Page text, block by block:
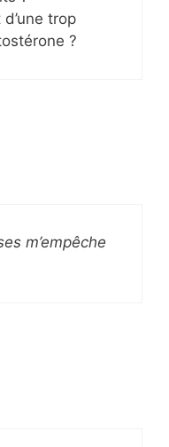
d’une trop
?
m’empêche